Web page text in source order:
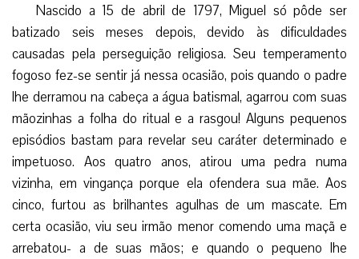
Nascido a 15 de abril de 1797, Miguel só pôde ser
batizado seis meses depois, devido às dificuldades
causadas pela perseguição religiosa. Seu temperamento
fogoso fez-se sentir já nessa ocasião, pois quando o padre
lhe derramou na cabeça a água batismal, agarrou com suas
mãozinhas a folha do ritual e a rasgou! Alguns pequenos
episódios bastam para revelar seu caráter determinado e
impetuoso. Aos quatro anos, atirou uma pedra numa
vizinha, em vingança porque ela ofendera sua mãe. Aos
cinco, furtou as brilhantes agulhas de um mascate. Em
certa ocasião, viu seu irmão menor comendo uma maçã e
arrebatou- a de suas mãos; e quando o pequeno lhe